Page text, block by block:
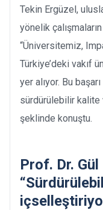
Tekin Ergüzel,
yönelik
“Üniversitemiz,
Türkiye’deki vakıf
yer alıyor. Bu
sürdürülebilir kalite
şeklinde konuştu.
Prof. Dr.